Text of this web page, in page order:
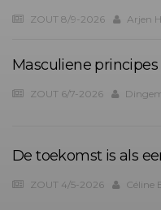
ZOUT 8/9-2026 Arjen
Masculiene principes
ZOUT 6/7-2026
De toekomst is als
ZOUT 4/5-2026 Céline